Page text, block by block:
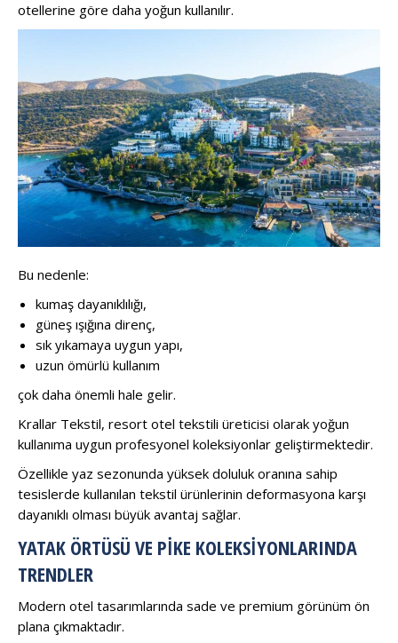
otellerine göre daha yoğun kullanılır.
Bu nedenle:
kumaş dayanıklılığı,
güneş ışığına direnç,
sık yıkamaya uygun yapı,
uzun ömürlü kullanım
çok daha önemli hale gelir.
Krallar Tekstil, resort otel tekstili üreticisi olarak yoğun
kullanıma uygun profesyonel koleksiyonlar geliştirmektedir.
Özellikle yaz sezonunda yüksek doluluk oranına sahip
tesislerde kullanılan tekstil ürünlerinin deformasyona karşı
dayanıklı olması büyük avantaj sağlar.
YATAK ÖRTÜSÜ VE PIKE KOLEKSIYONLARINDA
TRENDLER
Modern otel tasarımlarında sade ve premium görünüm ön
plana çıkmaktadır.